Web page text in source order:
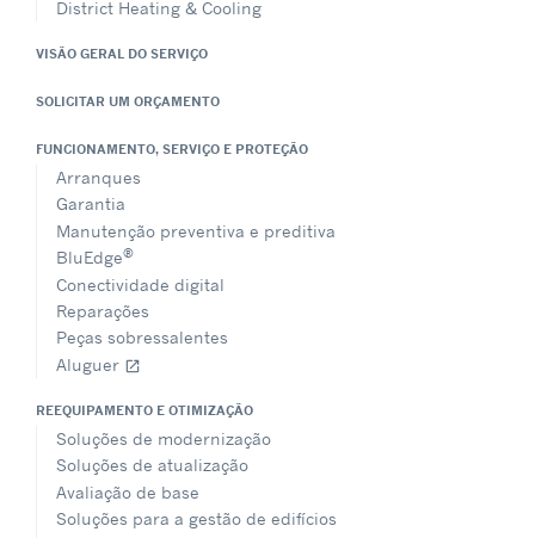
District Heating & Cooling
VISÃO GERAL DO SERVIÇO
SOLICITAR UM ORÇAMENTO
FUNCIONAMENTO, SERVIÇO E PROTEÇÃO
Arranques
Garantia
Manutenção preventiva e preditiva
BluEdge®
Conectividade digital
Reparações
Peças sobressalentes
Aluguer open_in_new
REEQUIPAMENTO E OTIMIZAÇÃO
Soluções de modernização
Soluções de atualização
Avaliação de base
Soluções para a gestão de edifícios